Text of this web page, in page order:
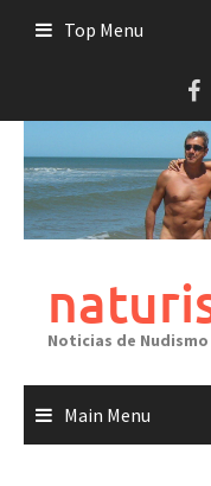
Top Menu
Noticias de
Main Menu